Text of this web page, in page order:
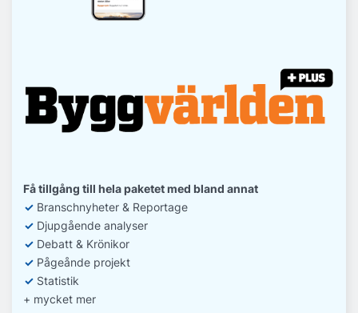
Få tillgång till hela paketet med bland annat
✓ Branschnyheter & Reportage
✓ Djupgående analyser
✓ Debatt & Krönikor
✓ Pågeånde projekt
✓ Statistik
+ mycket mer